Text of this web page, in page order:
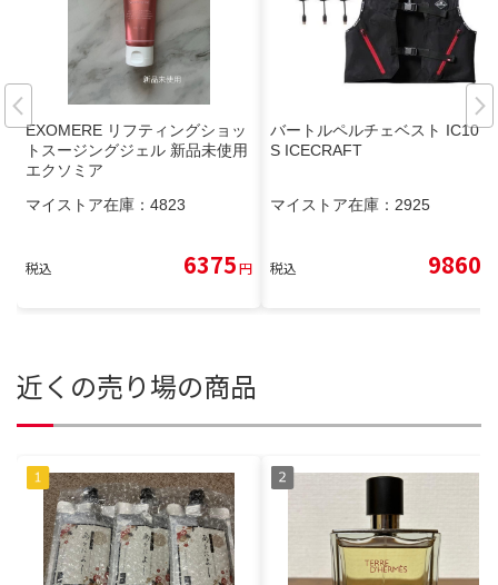
EXOMERE リフティングショッ
トスージングジェル 新品未使用
エクソミア
マイストア在庫： 4823
税込 6375円
バートルペルチェベスト IC101
S ICECRAFT
マイストア在庫： 2925
税込 9860
近くの売り場の商品